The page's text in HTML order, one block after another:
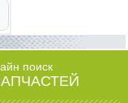
поиск